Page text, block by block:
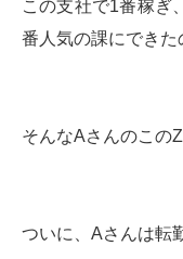
この支社で1番稼ぎ
番人気の課にできた
そんなAさんのこの
ついに、Aさんは転